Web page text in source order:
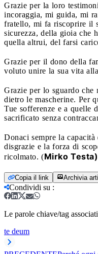
Grazie per la loro
incoraggia, mi guida, mi
fratello, mi fa riscoprire il
sicurezza, della gioia che
quella altrui, del farsi
Grazie per il dono della
voluto unire la sua vita
Grazie per lo sguardo
dietro le mascherine. Per
Tue sofferenze e a quelle
sacrificato senza
Donaci sempre la
disgrazie e la forza di
ricolmato. (Mirko Testa)
Copia il link Archivia
Condividi su :
Le parole chiave/tag
te deum